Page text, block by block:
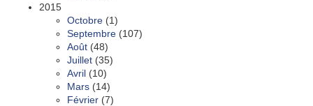
2015
Octobre (1)
Septembre (107)
Août (48)
Juillet (35)
Avril (10)
Mars (14)
Février (7)